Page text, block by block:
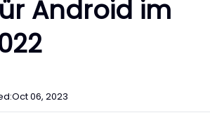
Android im
Oct 06, 2023